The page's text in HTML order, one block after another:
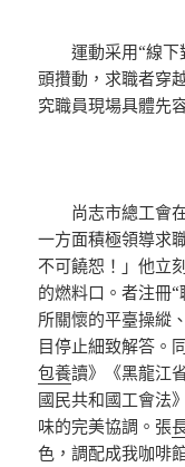
運動采用“線
頭攢動，求職者穿
究職員現場具體先
尚志市總工會
一方面積極領導求
不可饒恕！」他立
的燃料口。者注冊
所關懷的平臺操縱
目停止細致解答。
包養讀》《黑龍江
國民共和國工會法
味的完美協調。張
色，調配成我咖啡